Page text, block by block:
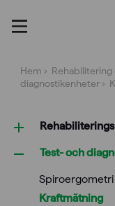
innehållet
Hem ›
diagnostikenheter ›
Test- och
Spiroergometri
Kraftmätning